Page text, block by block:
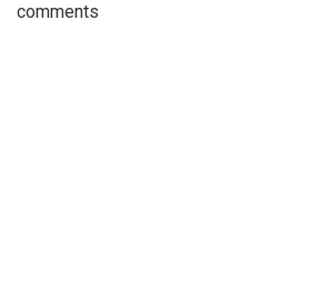
comments